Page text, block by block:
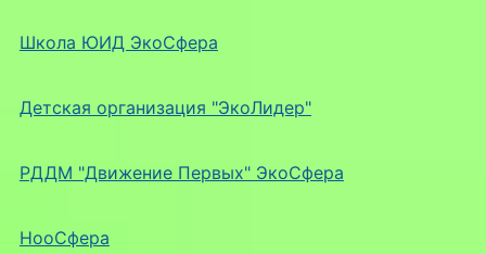
Школа ЮИД ЭкоСфера
Детская организация "ЭкоЛидер"
РДДМ "Движение Первых" ЭкоСфера
НооСфера